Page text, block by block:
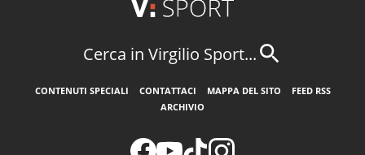
Cerca in Virgilio Sport...
CONTENUTI SPECIALI CONTATTACI MAPPA DEL SITO
FEED RSS
ARCHIVIO